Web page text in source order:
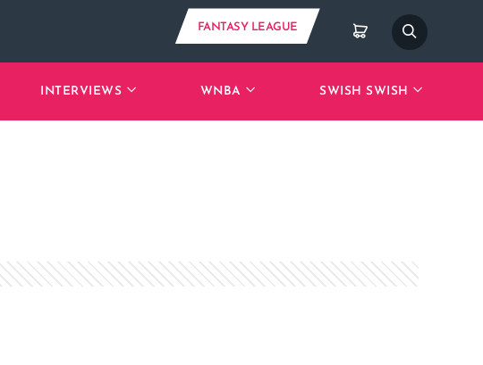
FANTASY LEAGUE
INTERVIEWS WNBA SWISH SWISH